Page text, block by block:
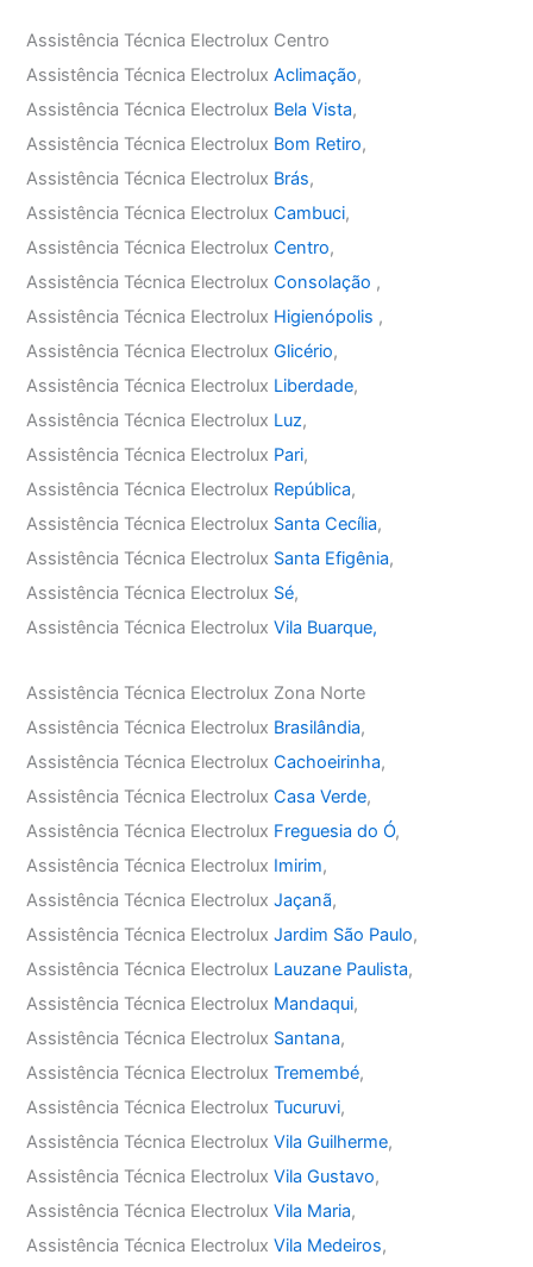
Assistência Técnica Electrolux Centro
Assistência Técnica ElectroluxAclimação,
Assistência Técnica Electrolux Bela Vista,
Assistência Técnica Electrolux Bom Retiro,
Assistência Técnica Electrolux Brás,
Assistência Técnica ElectroluxCambuci,
Assistência Técnica ElectroluxCentro,
Assistência Técnica ElectroluxConsolação ,
Assistência Técnica Electrolux Higienópolis ,
Assistência Técnica ElectroluxGlicério,
Assistência Técnica Electrolux Liberdade,
Assistência Técnica Electrolux Luz,
Assistência Técnica Electrolux Pari,
Assistência Técnica Electrolux República,
Assistência Técnica Electrolux Santa Cecília,
Assistência Técnica Electrolux Santa Efigênia,
Assistência Técnica Electrolux Sé,
Assistência Técnica ElectroluxVila Buarque,
Assistência Técnica Electrolux Zona Norte
Assistência Técnica Electrolux Brasilândia,
Assistência Técnica ElectroluxCachoeirinha,
Assistência Técnica ElectroluxCasa Verde,
Assistência Técnica Electrolux Freguesia do Ó,
Assistência Técnica Electrolux Imirim,
Assistência Técnica ElectroluxJaçanã,
Assistência Técnica ElectroluxJardim São Paulo,
Assistência Técnica Electrolux Lauzane Paulista,
Assistência Técnica Electrolux Mandaqui,
Assistência Técnica Electrolux Santana,
Assistência Técnica ElectroluxTremembé,
Assistência Técnica ElectroluxTucuruvi,
Assistência Técnica ElectroluxVila Guilherme,
Assistência Técnica ElectroluxVila Gustavo,
Assistência Técnica ElectroluxVila Maria,
Assistência Técnica ElectroluxVila Medeiros,